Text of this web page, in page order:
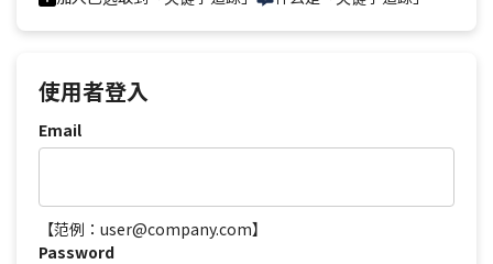
使用者登入
Email
【范例：user@company.com】
Password